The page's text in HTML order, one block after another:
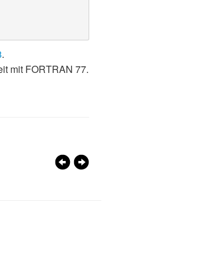
.
mit FORTRAN 77.